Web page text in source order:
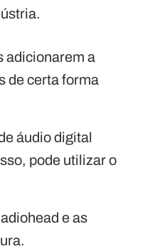
adicionarem a
de certa forma
áudio digital
pode utilizar o
e as